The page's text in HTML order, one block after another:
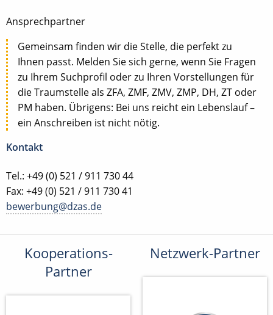
Ansprechpartner
Gemeinsam finden wir die Stelle, die perfekt zu
Ihnen passt. Melden Sie sich gerne, wenn Sie Fragen
zu Ihrem Suchprofil oder zu Ihren Vorstellungen für
die Traumstelle als ZFA, ZMF, ZMV, ZMP, DH, ZT oder
PM haben. Übrigens: Bei uns reicht ein Lebenslauf –
ein Anschreiben ist nicht nötig.
Kontakt
Tel.: +49 (0) 521 / 911 730 44
Fax: +49 (0) 521 / 911 730 41
bewerbung@dzas.de
Kooperations-
Partner
Netzwerk-Partner